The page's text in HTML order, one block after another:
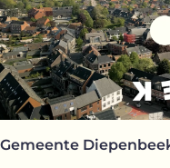
Gemeente